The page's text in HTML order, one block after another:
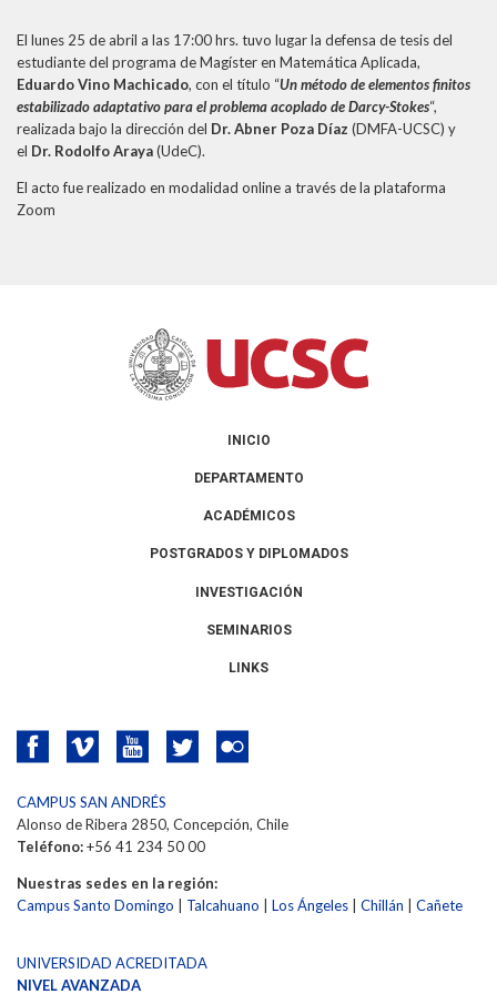
El lunes 25 de abril a las 17:00 hrs. tuvo lugar la defensa de tesis del
estudiante del programa de Magíster en Matemática Aplicada,
Eduardo Vino Machicado, con el título “Un método de elementos finitos
estabilizado adaptativo para el problema acoplado de Darcy-Stokes“,
realizada bajo la dirección del Dr. Abner Poza Díaz (DMFA-UCSC) y
el Dr. Rodolfo Araya(UdeC).
El acto fue realizado en modalidad online a través de la plataforma
Zoom
INICIO
DEPARTAMENTO
ACADÉMICOS
POSTGRADOS Y DIPLOMADOS
INVESTIGACIÓN
SEMINARIOS
LINKS
CAMPUS SAN ANDRÉS
Alonso de Ribera 2850, Concepción, Chile
Teléfono:+56 41 234 50 00
Nuestras sedes en la región:
Campus Santo Domingo | Talcahuano | Los Ángeles | Chillán | Cañete
UNIVERSIDAD ACREDITADA
NIVEL AVANZADA